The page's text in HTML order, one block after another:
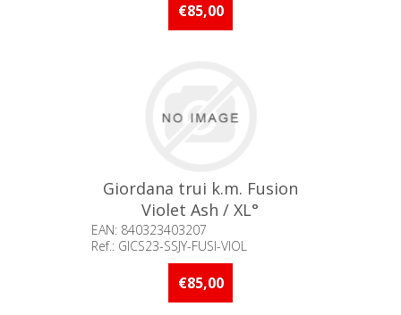
€85,00
Giordana trui k.m. Fusion
Violet Ash / XL°
EAN: 840323403207
Ref.: GICS23-SSJY-FUSI-VIOL
Beschikbaarheid:: Niet voorradig
€85,00